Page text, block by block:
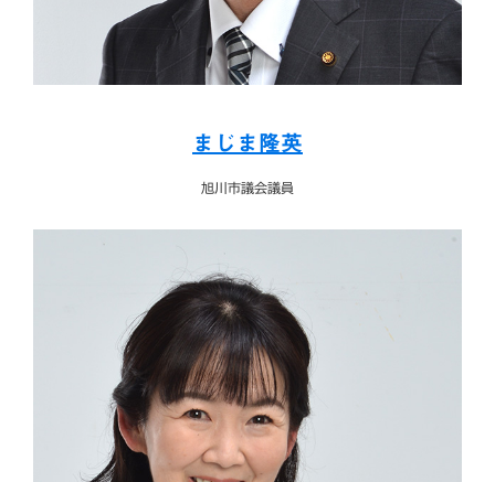
まじま隆英
旭川市議会議員